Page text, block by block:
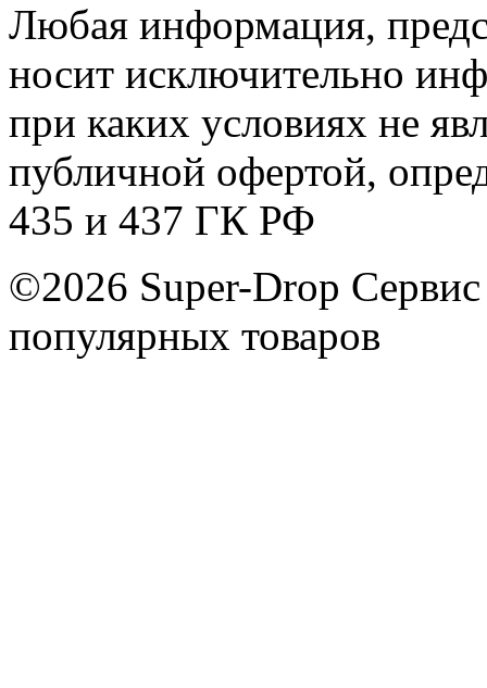
Любая информация,
носит исключительно
при каких условиях не
публичной офертой,
435 и 437 ГК РФ
©2026 Super-Drop
популярных товаров